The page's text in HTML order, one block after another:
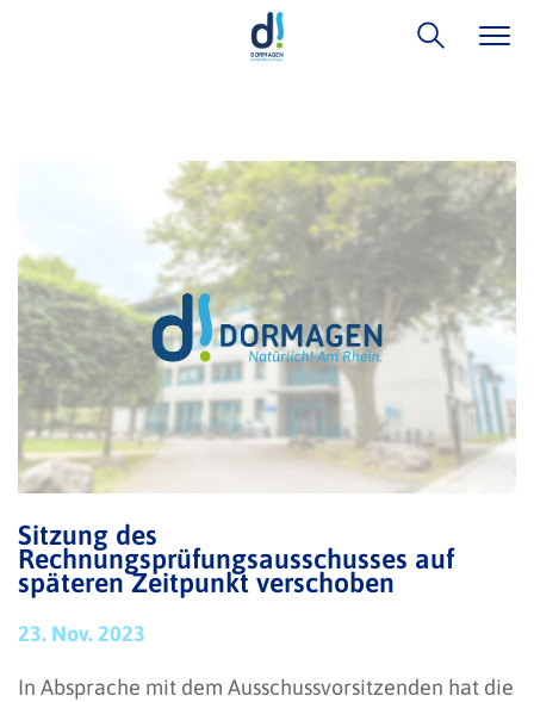
Sitzung des
Rechnungsprüfungsausschusses auf
späteren Zeitpunkt verschoben
23. Nov. 2023
In Absprache mit dem Ausschussvorsitzenden hat die